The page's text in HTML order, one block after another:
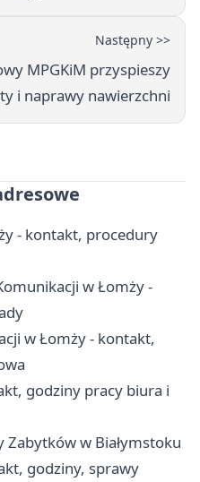
Następny >>
MPGKiM przyspieszy
i naprawy nawierzchni
- kontakt, procedury
w Łomży -
w Łomży - kontakt,
godziny pracy biura i
w Białymstoku
godziny, sprawy